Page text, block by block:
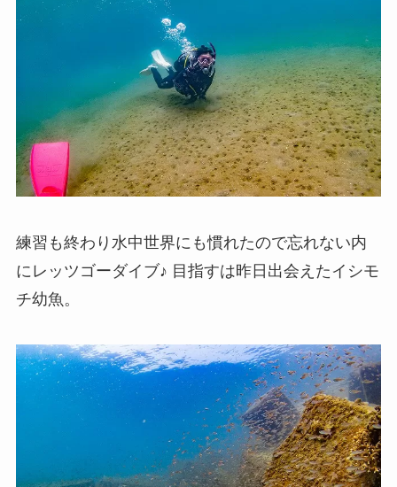
練習も終わり水中世界にも慣れたので忘れない内
にレッツゴーダイブ♪ 目指すは昨日出会えたイシモ
チ幼魚。